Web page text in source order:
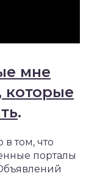
мне
.
том, что
порталы